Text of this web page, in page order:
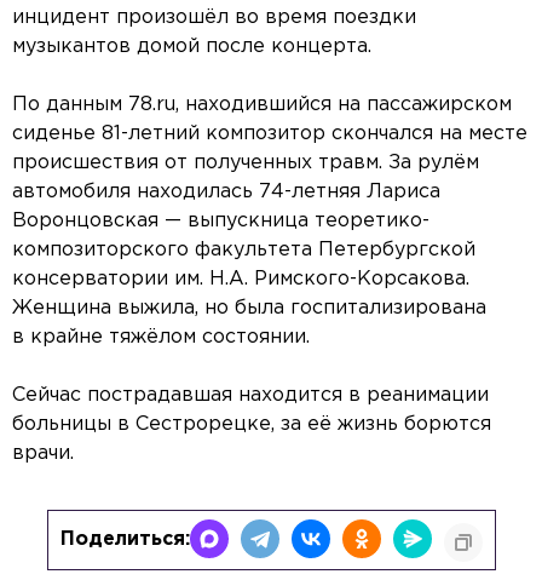
инцидент произошёл во время поездки
музыкантов домой после концерта.
По данным 78.ru, находившийся на пассажирском
сиденье 81-летний композитор скончался на месте
происшествия от полученных травм. За рулём
автомобиля находилась 74-летняя Лариса
Воронцовская — выпускница теоретико-
композиторского факультета Петербургской
консерватории им. Н.А. Римского-Корсакова.
Женщина выжила, но была госпитализирована
в крайне тяжёлом состоянии.
Сейчас пострадавшая находится в реанимации
больницы в Сестрорецке, за её жизнь борются
врачи.
Поделиться: